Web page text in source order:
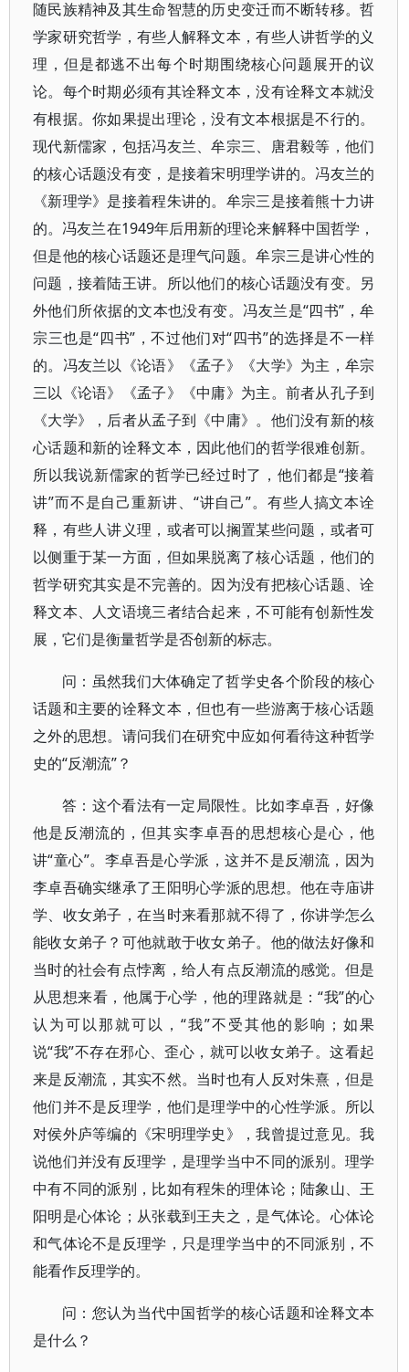
随民族精神及其生命智慧的历史变迁而不断转移。哲
学家研究哲学，有些人解释文本，有些人讲哲学的义
理，但是都逃不出每个时期围绕核心问题展开的议
论。每个时期必须有其诠释文本，没有诠释文本就没
有根据。你如果提出理论，没有文本根据是不行的。
现代新儒家，包括冯友兰、牟宗三、唐君毅等，他们
的核心话题没有变，是接着宋明理学讲的。冯友兰的
《新理学》是接着程朱讲的。牟宗三是接着熊十力讲
的。冯友兰在1949年后用新的理论来解释中国哲学，
但是他的核心话题还是理气问题。牟宗三是讲心性的
问题，接着陆王讲。所以他们的核心话题没有变。另
外他们所依据的文本也没有变。冯友兰是“四书”，牟
宗三也是“四书”，不过他们对“四书”的选择是不一样
的。冯友兰以《论语》《孟子》《大学》为主，牟宗
三以《论语》《孟子》《中庸》为主。前者从孔子到
《大学》，后者从孟子到《中庸》。他们没有新的核
心话题和新的诠释文本，因此他们的哲学很难创新。
所以我说新儒家的哲学已经过时了，他们都是“接着
讲”而不是自己重新讲、“讲自己”。有些人搞文本诠
释，有些人讲义理，或者可以搁置某些问题，或者可
以侧重于某一方面，但如果脱离了核心话题，他们的
哲学研究其实是不完善的。因为没有把核心话题、诠
释文本、人文语境三者结合起来，不可能有创新性发
展，它们是衡量哲学是否创新的标志。
问：虽然我们大体确定了哲学史各个阶段的核心
话题和主要的诠释文本，但也有一些游离于核心话题
之外的思想。请问我们在研究中应如何看待这种哲学
史的“反潮流”？
答：这个看法有一定局限性。比如李卓吾，好像
他是反潮流的，但其实李卓吾的思想核心是心，他
讲“童心”。李卓吾是心学派，这并不是反潮流，因为
李卓吾确实继承了王阳明心学派的思想。他在寺庙讲
学、收女弟子，在当时来看那就不得了，你讲学怎么
能收女弟子？可他就敢于收女弟子。他的做法好像和
当时的社会有点悖离，给人有点反潮流的感觉。但是
从思想来看，他属于心学，他的理路就是：“我”的心
认为可以那就可以，“我”不受其他的影响；如果
说“我”不存在邪心、歪心，就可以收女弟子。这看起
来是反潮流，其实不然。当时也有人反对朱熹，但是
他们并不是反理学，他们是理学中的心性学派。所以
对侯外庐等编的《宋明理学史》，我曾提过意见。我
说他们并没有反理学，是理学当中不同的派别。理学
中有不同的派别，比如有程朱的理体论；陆象山、王
阳明是心体论；从张载到王夫之，是气体论。心体论
和气体论不是反理学，只是理学当中的不同派别，不
能看作反理学的。
问：您认为当代中国哲学的核心话题和诠释文本
是什么？